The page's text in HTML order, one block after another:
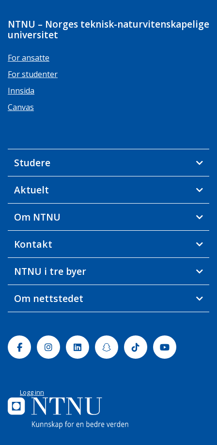
NTNU – Norges teknisk-naturvitenskapelige
universitet
For ansatte
For studenter
Innsida
Canvas
Studere
Aktuelt
Om NTNU
Kontakt
NTNU i tre byer
Om nettstedet
FacebookInstagramLinkedinSnapchatTiktok Youtube
Logg inn